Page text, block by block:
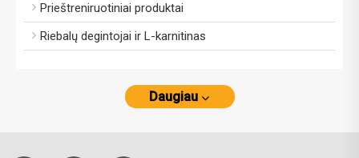
Prieštreniruotiniai produktai
Riebalų degintojai ir L-karnitinas
Daugiau